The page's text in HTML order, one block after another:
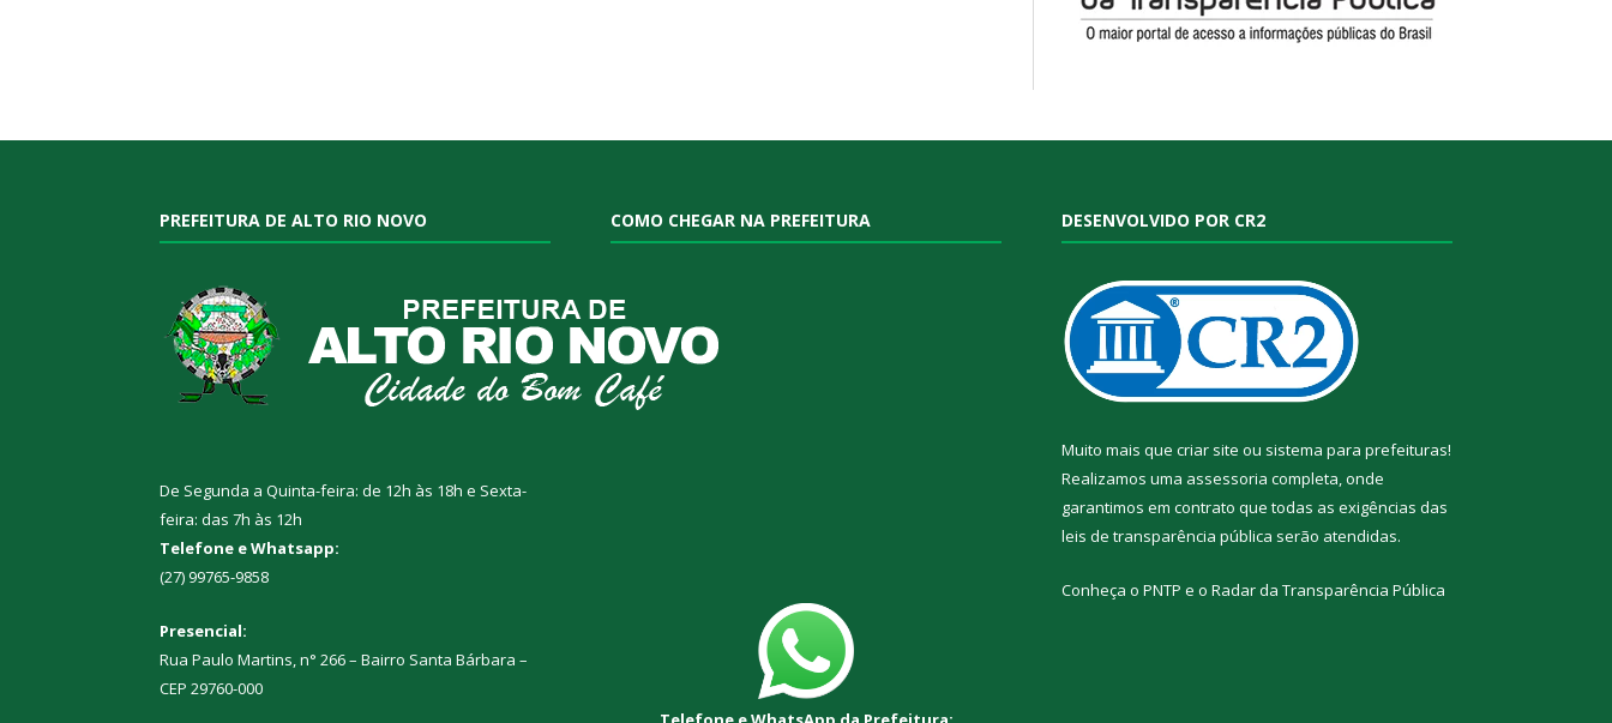
PREFEITURA DE ALTO RIO NOVO
De Segunda a Quinta-feira: de 12h às 18h e Sexta-
feira: das 7h às 12h
Telefone e Whatsapp:
(27) 99765-9858
Presencial:
Rua Paulo Martins, n° 266 – Bairro Santa Bárbara –
CEP 29760-000
COMO CHEGAR NA PREFEITURA DESENVOLVIDO POR CR2
Muito mais que criar site ou sistema para prefeituras!
Realizamos uma assessoria completa, onde
garantimos em contrato que todas as exigências das
leis de transparência pública serão atendidas.
Conheça o PNTP e o Radar da Transparência Pública